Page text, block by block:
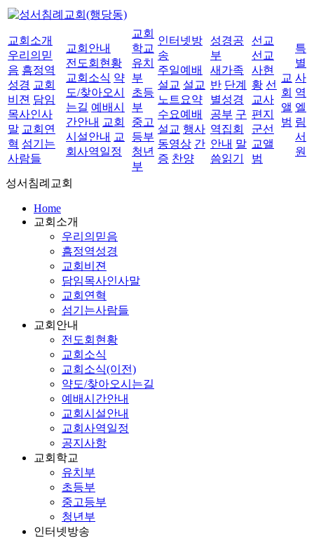
교회소개
우리의믿
음 흠정역
성경 교회
비젼 담임
목사인사
말 교회연
혁 섬기는
사람들
교회안내
전도회현황
교회소식 약
도/찾아오시
는길 예배시
간안내 교회
시설안내 교
회사역일정
교회
학교
유치
부
초등
부
중고
등부
청년
부
인터넷방
송
주일예배
설교 설교
노트요약
수요예배
설교 행사
동영상 간
증 찬양
성경공
부
새가족
반 단계
별성경
공부 구
역집회
안내 말
씀읽기
선교
선교
사현
황 선
교사
편지
군선
교앨
범
교
회
앨
범
특
별
사
역
엘
림
서
원
성서침례교회
Home
교회소개
우리의믿음
흠정역성경
교회비젼
담임목사인사말
교회연혁
섬기는사람들
교회안내
전도회현황
교회소식
교회소식(이전)
약도/찾아오시는길
예배시간안내
교회시설안내
교회사역일정
공지사항
교회학교
유치부
초등부
중고등부
청년부
인터넷방송